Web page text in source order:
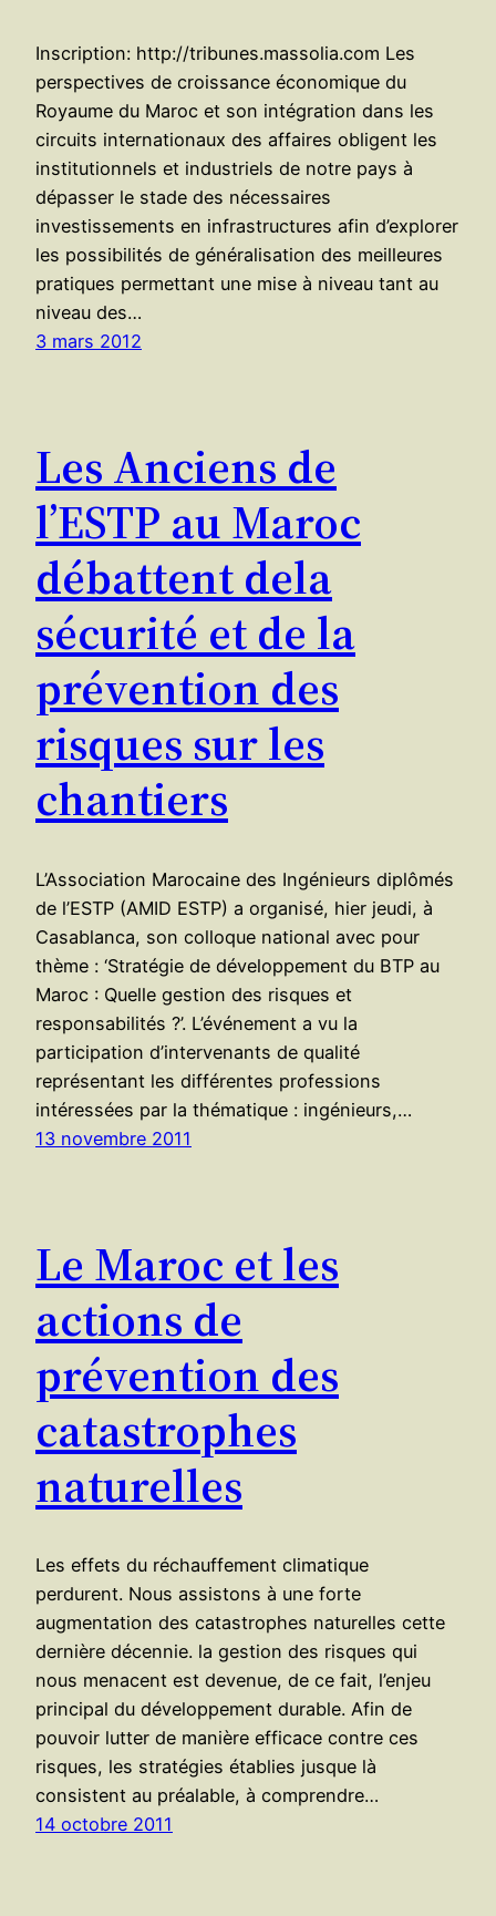
Inscription: http://tribunes.massolia.com Les
perspectives de croissance économique du
Royaume du Maroc et son intégration dans les
circuits internationaux des affaires obligent les
institutionnels et industriels de notre pays à
dépasser le stade des nécessaires
investissements en infrastructures afin d’explorer
les possibilités de généralisation des meilleures
pratiques permettant une mise à niveau tant au
niveau des…
3 mars 2012
Les Anciens de
l’ESTP au Maroc
débattent dela
sécurité et de la
prévention des
risques sur les
chantiers
L’Association Marocaine des Ingénieurs diplômés
de l’ESTP (AMID ESTP) a organisé, hier jeudi, à
Casablanca, son colloque national avec pour
thème : ‘Stratégie de développement du BTP au
Maroc : Quelle gestion des risques et
responsabilités ?’. L’événement a vu la
participation d’intervenants de qualité
représentant les différentes professions
intéressées par la thématique : ingénieurs,…
13 novembre 2011
Le Maroc et les
actions de
prévention des
catastrophes
naturelles
Les effets du réchauffement climatique
perdurent. Nous assistons à une forte
augmentation des catastrophes naturelles cette
dernière décennie. la gestion des risques qui
nous menacent est devenue, de ce fait, l’enjeu
principal du développement durable. Afin de
pouvoir lutter de manière efficace contre ces
risques, les stratégies établies jusque là
consistent au préalable, à comprendre…
14 octobre 2011